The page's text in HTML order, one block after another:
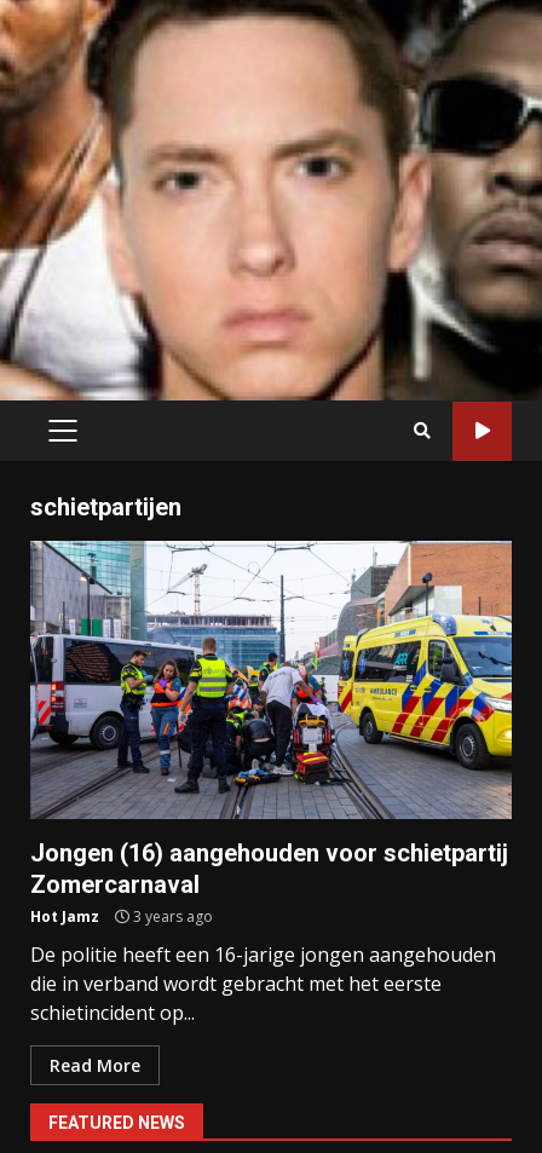
PRIMARY
schietpartijen
Jongen (16) aangehouden voor schietpartij
Zomercarnaval
Hot Jamz 3 years ago
De politie heeft een 16-jarige jongen aangehouden
die in verband wordt gebracht met het eerste
schietincident op...
Read More
FEATURED NEWS